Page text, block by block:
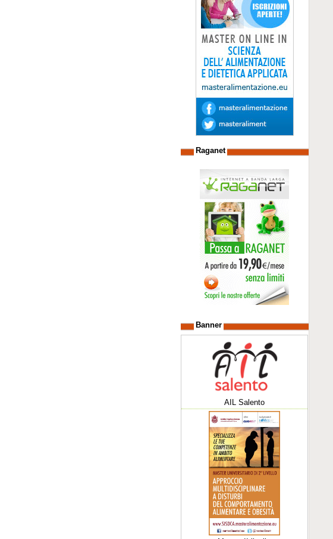
Raganet
Banner
AIL Salento